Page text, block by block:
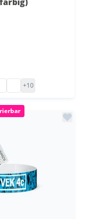
bedruckt
Papier
Tyvek 1-farbig
Einlassbänder 19 mm
+10